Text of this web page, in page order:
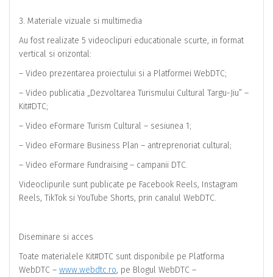
3. Materiale vizuale si multimedia
Au fost realizate 5 videoclipuri educationale scurte, in format
vertical si orizontal:
– Video prezentarea proiectului si a Platformei WebDTC;
– Video publicatia „Dezvoltarea Turismului Cultural Targu-Jiu” –
Kit#DTC;
– Video eFormare Turism Cultural – sesiunea 1;
– Video eFormare Business Plan – antreprenoriat cultural;
– Video eFormare Fundraising – campanii DTC.
Videoclipurile sunt publicate pe Facebook Reels, Instagram
Reels, TikTok si YouTube Shorts, prin canalul WebDTC.
Diseminare si acces
Toate materialele Kit#DTC sunt disponibile pe Platforma
WebDTC – www.webdtc.ro, pe Blogul WebDTC –